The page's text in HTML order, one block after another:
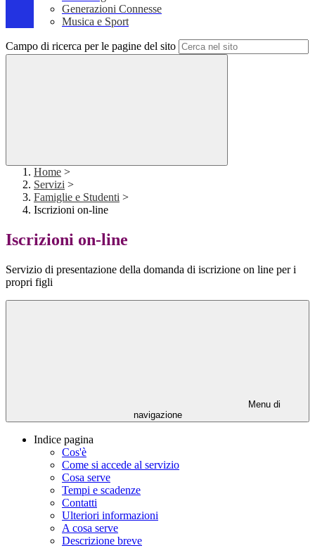
Generazioni Connesse
Musica e Sport
Campo di ricerca per le pagine del sito
Home >
Servizi >
Famiglie e Studenti >
Iscrizioni on-line
Iscrizioni on-line
Servizio di presentazione della domanda di iscrizione on line per i
propri figli
Menu di
navigazione
Indice pagina
Cos'è
Come si accede al servizio
Cosa serve
Tempi e scadenze
Contatti
Ulteriori informazioni
A cosa serve
Descrizione breve